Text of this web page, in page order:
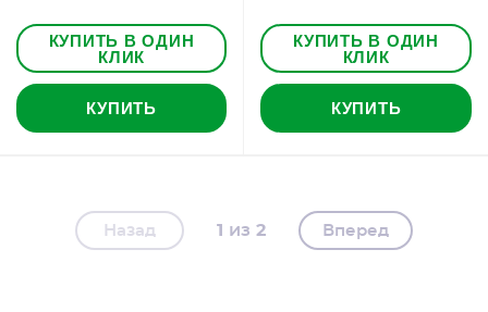
КУПИТЬ В ОДИН
КЛИК
КУПИТЬ
КУПИТЬ В ОДИН
КЛИК
КУПИТЬ
Назад 1 2 Вперед